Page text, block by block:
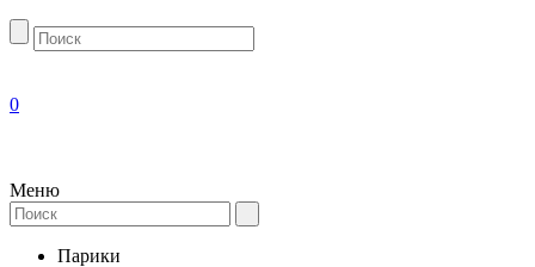
0
Меню
Парики